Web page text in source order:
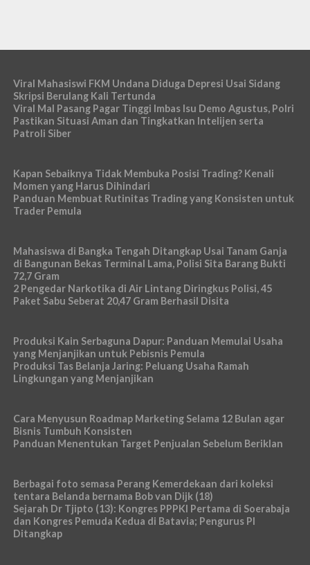
Viral Mahasiswi FKM Undana Diduga Depresi Usai Sidang
Skripsi Berulang Kali Tertunda
Viral Mal Pasang Pagar Tinggi Imbas Isu Demo Agustus, Polri
Pastikan Situasi Aman dan Tingkatkan Intelijen serta
Patroli Siber
Kapan Sebaiknya Tidak Membuka Posisi Trading? Kenali
Momen yang Harus Dihindari
Panduan Membuat Rutinitas Trading yang Konsisten untuk
Trader Pemula
Mahasiswa di Bangka Tengah Ditangkap Usai Tanam Ganja
di Bangunan Bekas Terminal Lama, Polisi Sita Barang Bukti
72,7 Gram
2 Pengedar Narkotika di Air Lintang Diringkus Polisi, 45
Paket Sabu Seberat 20,47 Gram Berhasil Disita
Produksi Kain Serbaguna Dapur: Panduan Memulai Usaha
yang Menjanjikan untuk Pebisnis Pemula
Produksi Tas Belanja Jaring: Peluang Usaha Ramah
Lingkungan yang Menjanjikan
Cara Menyusun Roadmap Marketing Selama 12 Bulan agar
Bisnis Tumbuh Konsisten
Panduan Menentukan Target Penjualan Sebelum Beriklan
Berbagai foto semasa Perang Kemerdekaan dari koleksi
tentara Belanda bernama Bob van Dijk (18)
Sejarah Dr Tjipto (13): Kongres PPPKI Pertama di Soerabaja
dan Kongres Pemuda Kedua di Batavia; Pengurus PI
Ditangkap